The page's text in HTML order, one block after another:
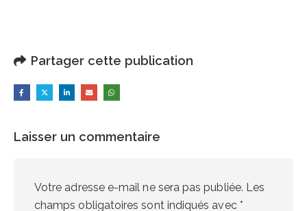
Partager cette publication
Laisser un commentaire
Votre adresse e-mail ne sera pas publiée. Les
champs obligatoires sont indiqués avec *